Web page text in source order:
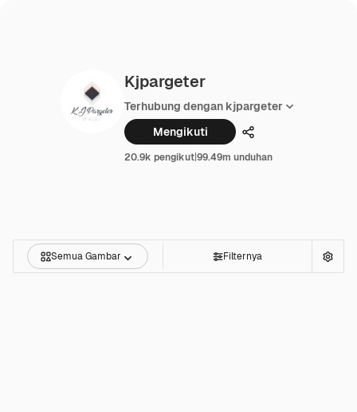
Kjpargeter
Terhubung dengan kjpargeter
Mengikuti
Membagikan
20.9k pengikut|99.49m unduhan
Semua Gambar Filternya